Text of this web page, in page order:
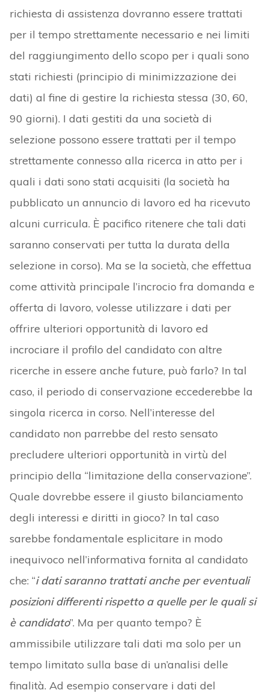
richiesta di assistenza dovranno essere trattati
per il tempo strettamente necessario e nei limiti
del raggiungimento dello scopo per i quali sono
stati richiesti (principio di minimizzazione dei
dati) al fine di gestire la richiesta stessa (30, 60,
90 giorni). I dati gestiti da una società di
selezione possono essere trattati per il tempo
strettamente connesso alla ricerca in atto per i
quali i dati sono stati acquisiti (la società ha
pubblicato un annuncio di lavoro ed ha ricevuto
alcuni curricula. È pacifico ritenere che tali dati
saranno conservati per tutta la durata della
selezione in corso). Ma se la società, che effettua
come attività principale l’incrocio fra domanda e
offerta di lavoro, volesse utilizzare i dati per
offrire ulteriori opportunità di lavoro ed
incrociare il profilo del candidato con altre
ricerche in essere anche future, può farlo? In tal
caso, il periodo di conservazione eccederebbe la
singola ricerca in corso. Nell’interesse del
candidato non parrebbe del resto sensato
precludere ulteriori opportunità in virtù del
principio della “limitazione della conservazione”.
Quale dovrebbe essere il giusto bilanciamento
degli interessi e diritti in gioco? In tal caso
sarebbe fondamentale esplicitare in modo
inequivoco nell’informativa fornita al candidato
che: “i dati saranno trattati anche per eventuali
posizioni differenti rispetto a quelle per le quali si
è candidato”. Ma per quanto tempo? È
ammissibile utilizzare tali dati ma solo per un
tempo limitato sulla base di un’analisi delle
finalità. Ad esempio conservare i dati del